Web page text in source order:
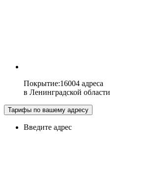
Покрытие:16004 адреса
в Ленинградской области
Тарифы по вашему адресу
Введите адрес